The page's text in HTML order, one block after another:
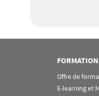
Offre de
E-learning et